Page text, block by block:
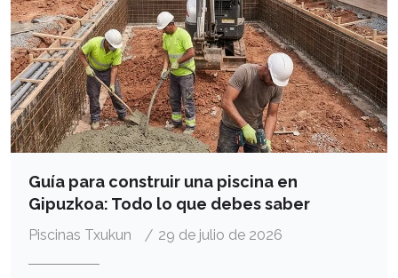
Guía para construir una piscina en
Gipuzkoa: Todo lo que debes saber
Piscinas Txukun 29 de julio de 2026